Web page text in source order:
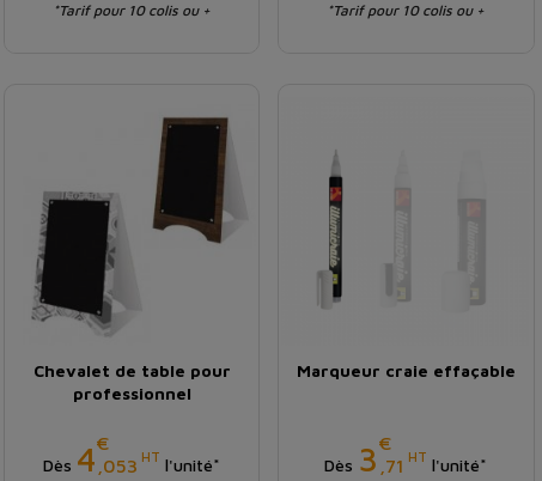
*Tarif pour 10 colis ou + *Tarif pour 10 colis ou +
Chevalet de table pour
professionnel
Dès 4€
,053 HT l'unité*
Marqueur craie effaçable
Dès 3€
,71 HT l'unité*